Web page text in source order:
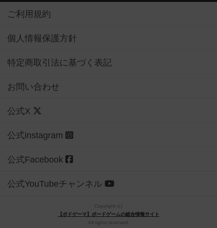
ご利用規約
個人情報保護方針
特定商取引法に基づく表記
お問い合わせ
公式X
公式instagram
公式Facebook
公式YouTubeチャンネル
Copyright (c)
【ボドゲーマ】ボードゲームの総合情報サイト
All rights reserved.